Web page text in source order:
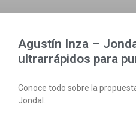
Agustín Inza –
ultrarrápidos para
Conoce todo sobre la
Jondal.